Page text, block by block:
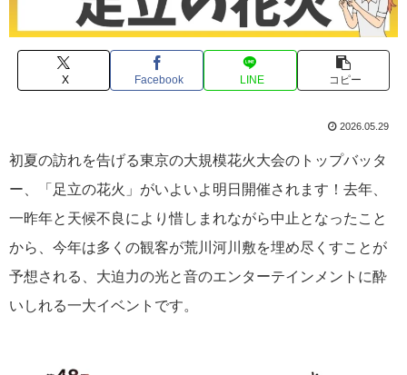
X Facebook LINE コピー
2026.05.29
初夏の訪れを告げる東京の大規模花火大会のトップバッタ
ー、「足立の花火」がいよいよ明日開催されます！去年、
一昨年と天候不良により惜しまれながら中止となったこと
から、今年は多くの観客が荒川河川敷を埋め尽くすことが
予想される、大迫力の光と音のエンターテインメントに酔
いしれる一大イベントです。